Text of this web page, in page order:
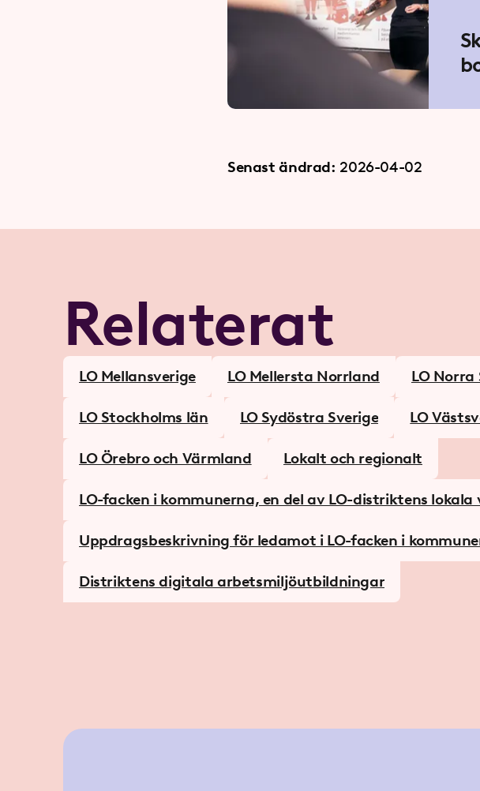
Senast ändrad: 2026-04-02
Relaterat
LO Mellansverige LO Mellersta Norrland LO Norra
LO Stockholms län LO Sydöstra Sverige LO
LO Örebro och Värmland Lokalt och regionalt
LO-facken i kommunerna, en del av LO-distriktens lokala
Uppdragsbeskrivning för ledamot i LO-facken i
Distriktens digitala arbetsmiljöutbildningar